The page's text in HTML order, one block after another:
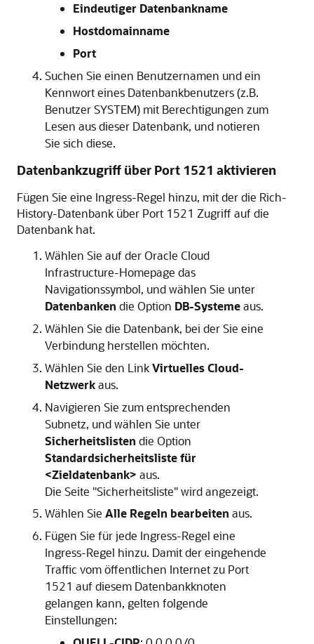
Eindeutiger Datenbankname
Hostdomainname
Port
Suchen Sie einen Benutzernamen und ein
Kennwort eines Datenbankbenutzers (z.B.
Benutzer SYSTEM) mit Berechtigungen zum
Lesen aus dieser Datenbank, und notieren
Sie sich diese.
Datenbankzugriff über Port 1521 aktivieren
Fügen Sie eine Ingress-Regel hinzu, mit der die Rich-
History-Datenbank über Port 1521 Zugriff auf die
Datenbank hat.
Wählen Sie auf derOracle Cloud
Infrastructure-Homepage das
Navigationssymbol, und wählen Sie unter
Datenbanken die Option DB-Systemeaus.
Wählen Sie die Datenbank, bei der Sie eine
Verbindung herstellen möchten.
Wählen Sie den LinkVirtuelles Cloud-
Netzwerkaus.
Navigieren Sie zum entsprechenden
Subnetz, und wählen Sie unter
Sicherheitslisten die Option
Standardsicherheitsliste für
<Zieldatenbank> aus.
Die Seite "Sicherheitsliste" wird angezeigt.
Wählen Sie Alle Regeln bearbeiten aus.
Fügen Sie für jede Ingress-Regel eine
Ingress-Regel hinzu. Damit der eingehende
Traffic vom öffentlichen Internet zu Port
1521 auf diesem Datenbankknoten
gelangen kann, gelten folgende
Einstellungen: